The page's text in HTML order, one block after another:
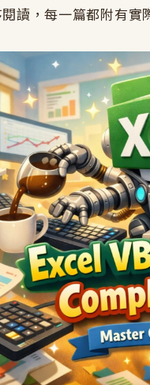
讀，每一篇都附有實